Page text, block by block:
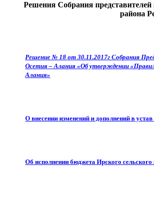
Решения Собрания представителей
района
Решение № 18 от 30.11.2017г Собрания
Осетия – Алания «Об утверждении
Алания»
О внесении изменений и дополнений в
Об исполнении бюджета Ирского